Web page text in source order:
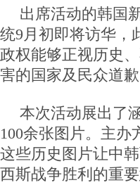
出席活动的韩国
统9月初即将访华，
政权能够正视历史
害的国家及民众道
本次活动展出了
100余张图片。主
这些历史图片让中
西斯战争胜利的重